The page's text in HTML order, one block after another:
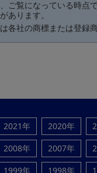
ご覧になっている時点
あります。
各社の商標または登録商
2021年 2020年
2008年 2007年
1999年 1998年